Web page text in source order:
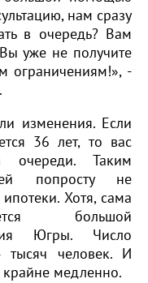
нам сразу
в очередь? Вам
уже не получите
ограничениям!», -
изменения. Если
36 лет, то вас
очереди. Таким
попросту не
Хотя, сама
большой
Югры. Число
тысяч человек. И
крайне медленно.